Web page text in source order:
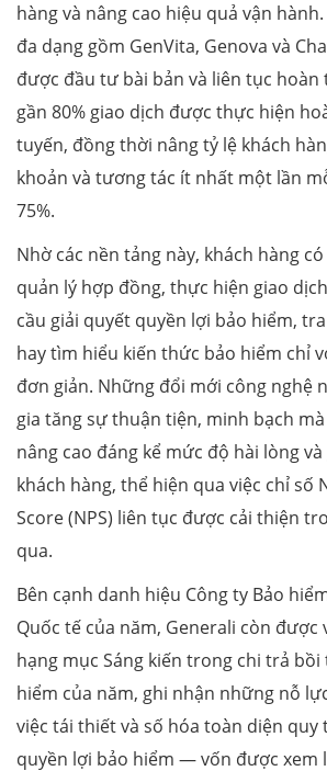
hàng và nâng cao hiệu quả vận
đa dạng gồm GenVita, Genova và
được đầu tư bài bản và liên tục hoàn
gần 80% giao dịch được thực hiện
tuyến, đồng thời nâng tỷ lệ khách
khoản và tương tác ít nhất một lần
75%.
Nhờ các nền tảng này, khách hàng
quản lý hợp đồng, thực hiện giao
cầu giải quyết quyền lợi bảo hiểm,
hay tìm hiểu kiến thức bảo hiểm chỉ
đơn giản. Những đổi mới công nghệ
gia tăng sự thuận tiện, minh bạch
nâng cao đáng kể mức độ hài lòng
khách hàng, thể hiện qua việc chỉ số
Score (NPS) liên tục được cải thiện
qua.
Bên cạnh danh hiệu Công ty Bảo
Quốc tế của năm, Generali còn được
hạng mục Sáng kiến trong chi trả
hiểm của năm, ghi nhận những nỗ
việc tái thiết và số hóa toàn diện
quyền lợi bảo hiểm — vốn được xem